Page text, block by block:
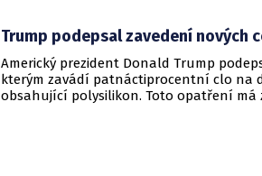
Trump podepsal zavedení nových
Americký prezident Donald Trump
kterým zavádí patnáctiprocentní clo na
obsahující polysilikon. Toto opatření